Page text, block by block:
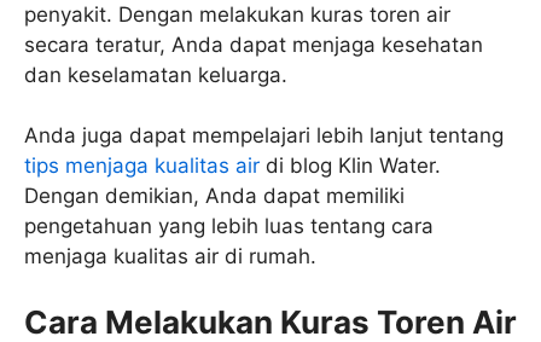
penyakit. Dengan melakukan kuras toren air
secara teratur, Anda dapat menjaga kesehatan
dan keselamatan keluarga.
Anda juga dapat mempelajari lebih lanjut tentang
tips menjaga kualitas air di blog Klin Water.
Dengan demikian, Anda dapat memiliki
pengetahuan yang lebih luas tentang cara
menjaga kualitas air di rumah.
Cara Melakukan Kuras Toren Air